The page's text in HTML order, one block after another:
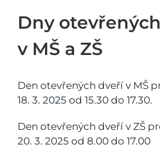
Kontakt
Dny
v MŠ a ZŠ
Den otevřených dveří v MŠ
18. 3. 2025 od 15.30 do 17.30.
Den otevřených dveří v ZŠ
20. 3. 2025 od 8.00 do 17.00